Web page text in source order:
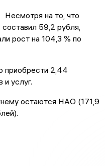
Несмотря на то, что
59,2 рубля,
рост на 104,3 % по
приобрести 2,44
и услуг.
остаются НАО (171,9